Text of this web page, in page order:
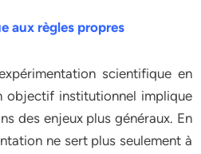
aux règles propres
scientifique en
objectif institutionnel implique
des enjeux plus généraux. En
ne sert plus seulement à